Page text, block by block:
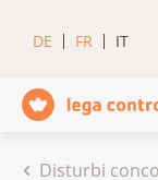
DE FR IT
Disturbi